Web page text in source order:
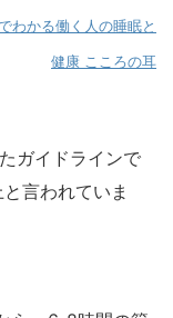
わかる働く人の睡眠と
健康 こころの耳
ガイドラインで
言われていま